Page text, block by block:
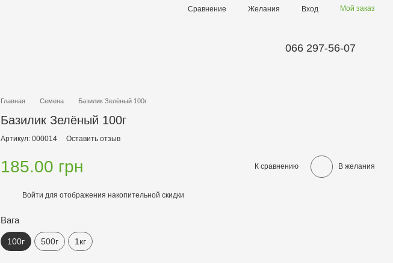
Сравнение Желания Вход Мой заказ
066 297-56-07
Главная Семена Базилик Зелёный 100г
Базилик Зелёный 100г
Артикул: 000014 Оставить отзыв
185.00 грн К сравнению В желания
Войти для отображения накопительной скидки
Вага
100г 500г 1кг